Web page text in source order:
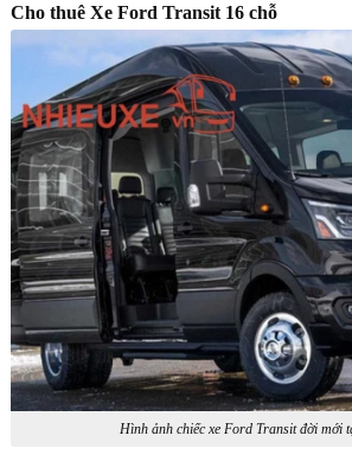
Cho thuê Xe Ford Transit 16 chỗ
Hình ảnh chiếc xe Ford Transit đời mới